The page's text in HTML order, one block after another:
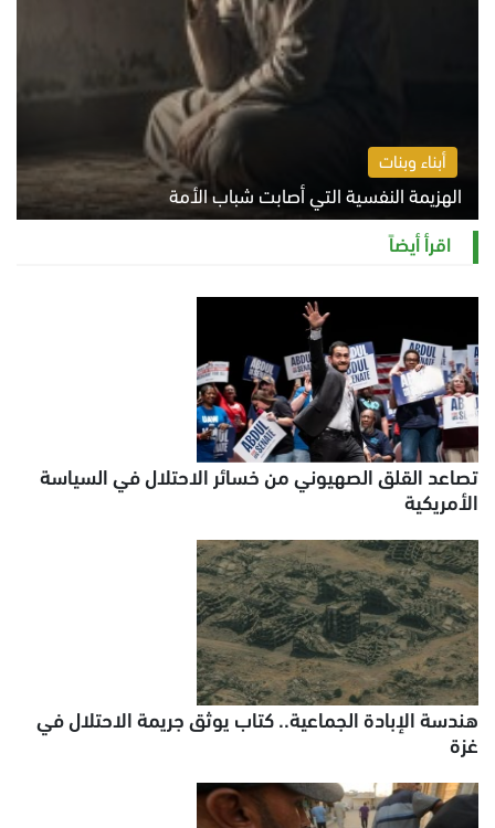
أبناء وبنات
الهزيمة النفسية التي أصابت شباب الأمة
الخميس 6 أغسطس 2026 11:12 ص
اقرأ أيضاً
تصاعد القلق الصهيوني من خسائر الاحتلال في السياسة
الأمريكية
هندسة الإبادة الجماعية.. كتاب يوثق جريمة الاحتلال في
غزة